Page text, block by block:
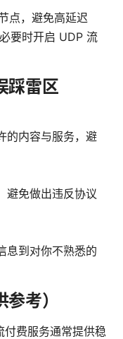
点，避免高延迟
要时开启 UDP 流
踩雷区
的内容与服务，避
避免做出违反协议
息到对你不熟悉的
考）
费服务通常提供稳